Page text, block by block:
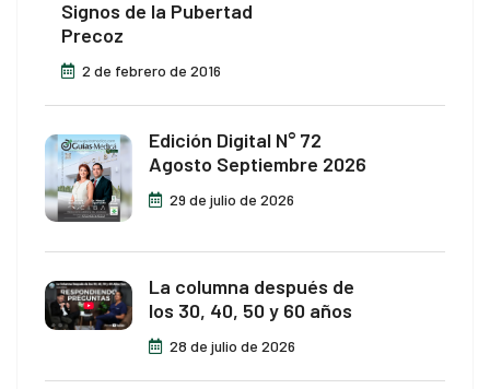
Signos de la Pubertad
Precoz
2 de febrero de 2016
Edición Digital N° 72
Agosto Septiembre 2026
29 de julio de 2026
La columna después de
los 30, 40, 50 y 60 años
28 de julio de 2026